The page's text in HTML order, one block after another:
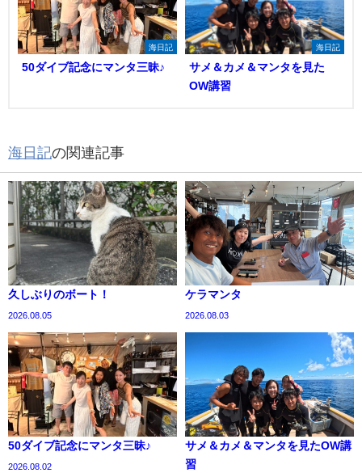
海日記
50ダイブ記念にマンタ三昧♪
海日記
サメ＆カメ＆マンタを見た
OW講習
海日記の関連記事
久しぶりのボート！
2026.08.05
ケラマンタ
2026.08.03
50ダイブ記念にマンタ三昧♪
2026.08.02
サメ＆カメ＆マンタを見たOW講
習